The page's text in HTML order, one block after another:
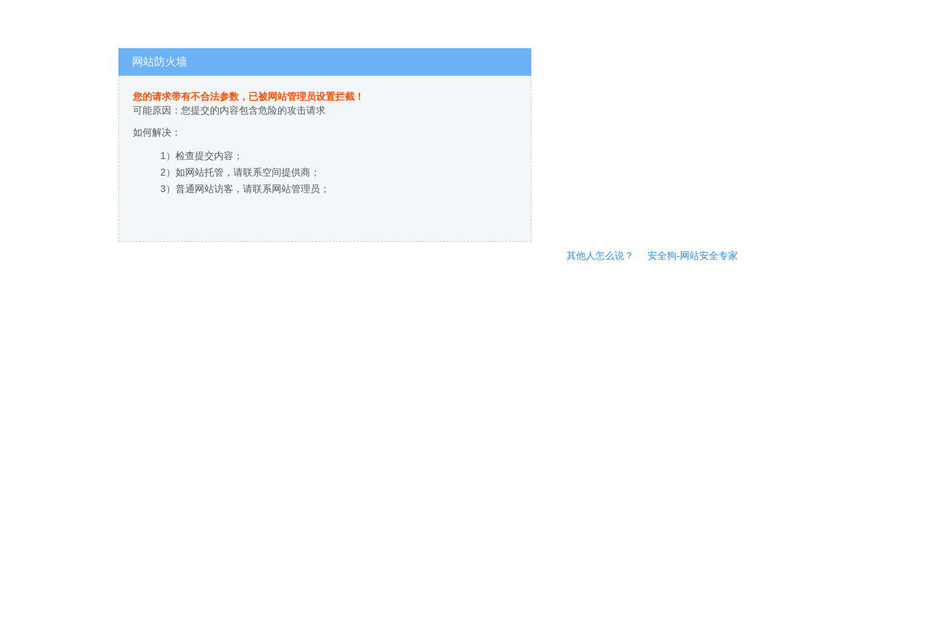
网站防火墙
您的请求带有不合法参数，已被网站管理员设置拦截！
可能原因：您提交的内容包含危险的攻击请求
如何解决：
1）检查提交内容；
2）如网站托管，请联系空间提供商；
3）普通网站访客，请联系网站管理员；
其他人怎么说？ 安全狗-网站安全专家